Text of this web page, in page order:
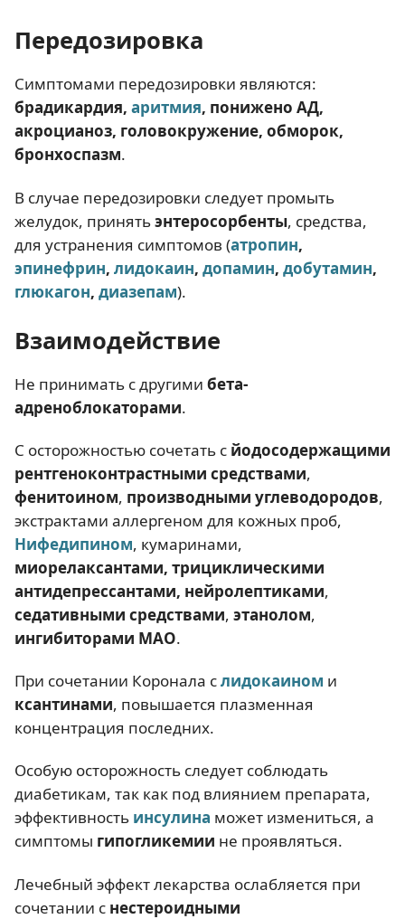
Передозировка
Симптомами передозировки являются:
брадикардия, аритмия, понижено АД,
акроцианоз, головокружение, обморок,
бронхоспазм.
В случае передозировки следует промыть
желудок, принятьэнтеросорбенты, средства,
для устранения симптомов (атропин,
эпинефрин, лидокаин, допамин, добутамин,
глюкагон, диазепам).
Взаимодействие
Не принимать с другими бета-
адреноблокаторами.
С осторожностью сочетать с йодосодержащими
рентгеноконтрастными средствами,
фенитоином, производными углеводородов,
экстрактами аллергеном для кожных проб,
Нифедипином, кумаринами,
миорелаксантами, трициклическими
антидепрессантами, нейролептиками,
седативными средствами, этанолом,
ингибиторами МАО.
При сочетании Коронала слидокаином и
ксантинами, повышается плазменная
концентрация последних.
Особую осторожность следует соблюдать
диабетикам, так как под влиянием препарата,
эффективность инсулина может измениться, а
симптомы гипогликемии не проявляться.
Лечебный эффект лекарства ослабляется при
сочетании с нестероидными